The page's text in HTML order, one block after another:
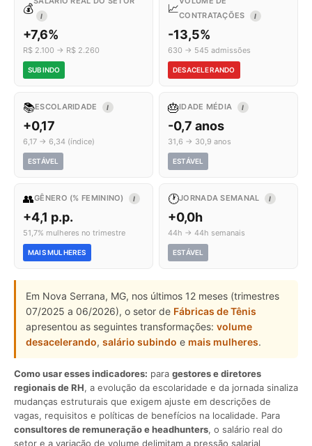
💰
I
+7,6%
R$ 2.100 → R$ 2.260
SUBINDO
📈CONTRATAÇÕES
I
-13,5%
630 → 545 admissões
DESACELERANDO
📚ESCOLARIDADE I
+0,17
6,17 → 6,34 (índice)
ESTÁVEL
🎂IDADE MÉDIA I
-0,7 anos
31,6 → 30,9 anos
ESTÁVEL
👥GÊNERO (% FEMININO) I
+4,1 p.p.
51,7% mulheres no trimestre
MAIS MULHERES
🕐JORNADA SEMANAL I
+0,0h
44h → 44h semanais
ESTÁVEL
Em Nova Serrana, MG, nos últimos 12 meses (trimestres
07/2025 a 06/2026), o setor de Fábricas de Tênis
apresentou as seguintes transformações: volume
desacelerando, salário subindo e mais mulheres.
Como usar esses indicadores: para gestores e diretores
regionais de RH, a evolução da escolaridade e da jornada sinaliza
mudanças estruturais que exigem ajuste em descrições de
vagas, requisitos e políticas de benefícios na localidade. Para
consultores de remuneração e headhunters, o salário real do
setor e a variação de volume delimitam a pressão salarial